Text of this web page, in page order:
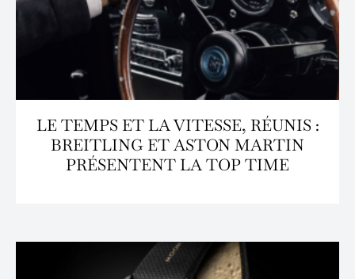
LE TEMPS ET LA VITESSE, RÉUNIS :
BREITLING ET ASTON MARTIN
PRÉSENTENT LA TOP TIME